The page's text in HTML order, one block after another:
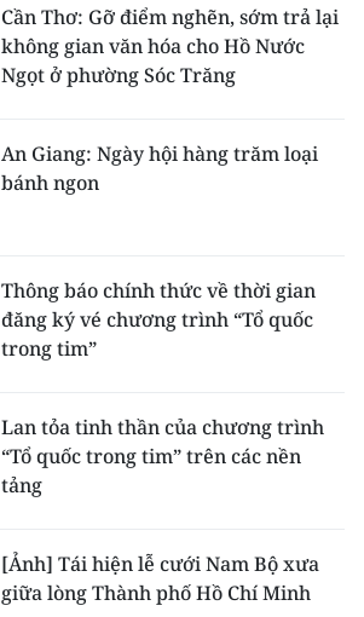
Cần Thơ: Gỡ điểm nghẽn, sớm trả lại
không gian văn hóa cho Hồ Nước
Ngọt ở phường Sóc Trăng
An Giang: Ngày hội hàng trăm loại
bánh ngon
Thông báo chính thức về thời gian
đăng ký vé chương trình “Tổ quốc
trong tim”
Lan tỏa tinh thần của chương trình
“Tổ quốc trong tim” trên các nền
tảng
[Ảnh] Tái hiện lễ cưới Nam Bộ xưa
giữa lòng Thành phố Hồ Chí Minh